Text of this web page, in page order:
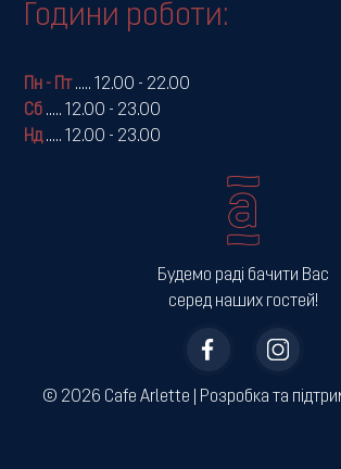
Будемо раді бачити Вас
серед наших гостей!
Години роботи:
Пн - Пт.....
12.00 - 22.00
Сб .....
12.00 - 23.00
Нд..... 12.00 - 23.00
© 2026 Cafe Arlette | ­Розробка та